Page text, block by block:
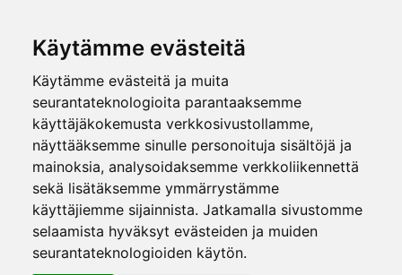
Käytämme evästeitä
Käytämme evästeitä ja muita
seurantateknologioita parantaaksemme
käyttäjäkokemusta verkkosivustollamme,
näyttääksemme sinulle personoituja sisältöjä ja
mainoksia, analysoidaksemme verkkoliikennettä
sekä lisätäksemme ymmärrystämme
käyttäjiemme sijainnista. Jatkamalla sivustomme
selaamista hyväksyt evästeiden ja muiden
seurantateknologioiden käytön.